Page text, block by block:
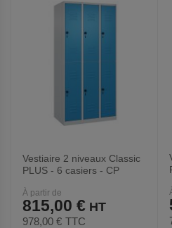
Vestiaire 2 niveaux Classic
PLUS - 6 casiers - CP
À partir de
815,00 €
978,00 € TTC